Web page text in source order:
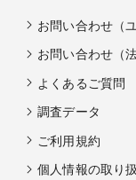
お問い合わせ（
お問い合わせ（法
よくあるご質問
調査データ
ご利用規約
個人情報の取り